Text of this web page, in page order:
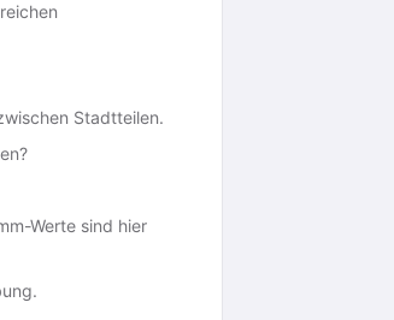
Stadtteilen.
Werte sind hier